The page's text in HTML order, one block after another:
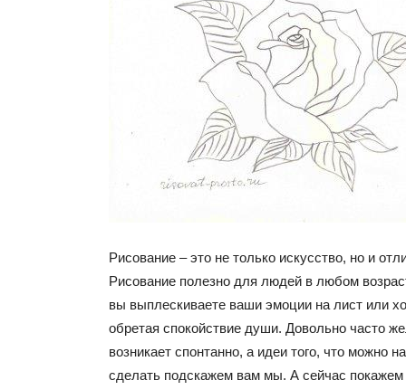
Рисование – это не только искусство, но и
Рисование полезно для людей в любом
вы выплескиваете ваши эмоции на лист или
обретая спокойствие души. Довольно часто
возникает спонтанно, а идеи того, что можно
сделать подскажем вам мы. А сейчас покажем